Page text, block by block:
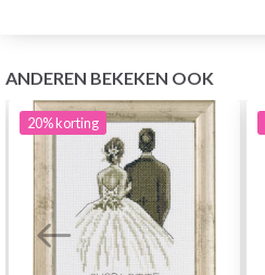
ANDEREN BEKEKEN OOK
20%korting